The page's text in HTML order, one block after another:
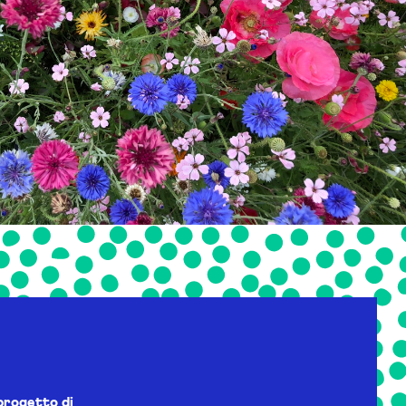
di